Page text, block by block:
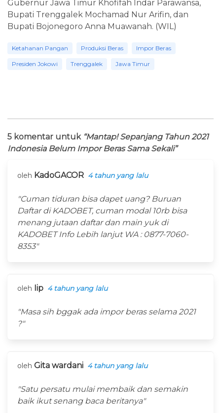
Gubernur Jawa Timur Khofifah Indar Parawansa,
Bupati Trenggalek Mochamad Nur Arifin, dan
Bupati Bojonegoro Anna Muawanah. (WIL)
Ketahanan Pangan Produksi Beras Impor Beras
Presiden Jokowi Trenggalek Jawa Timur
5 komentar untuk “Mantap! Sepanjang Tahun 2021
Indonesia Belum Impor Beras Sama Sekali”
oleh KadoGACOR 4 tahun yang lalu
"Cuman tiduran bisa dapet uang? Buruan
Daftar di KADOBET, cuman modal 10rb bisa
menang jutaan daftar dan main yuk di
KADOBET Info Lebih lanjut WA : 0877-7060-
8353"
oleh Iip 4 tahun yang lalu
"Masa sih bggak ada impor beras selama 2021
?"
oleh Gita wardani 4 tahun yang lalu
"Satu persatu mulai membaik dan semakin
baik ikut senang baca beritanya"